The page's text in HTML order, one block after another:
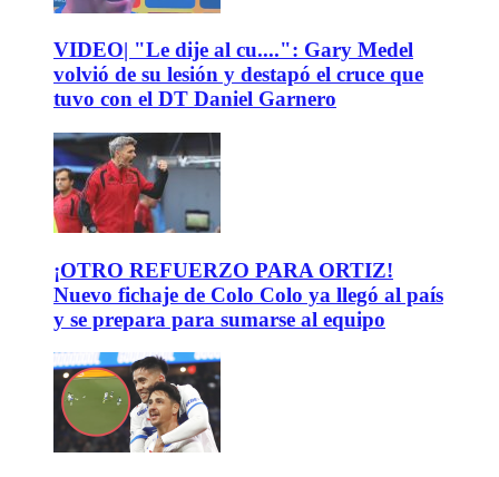
VIDEO| "Le dije al cu....": Gary Medel
volvió de su lesión y destapó el cruce que
tuvo con el DT Daniel Garnero
¡OTRO REFUERZO PARA ORTIZ!
Nuevo fichaje de Colo Colo ya llegó al país
y se prepara para sumarse al equipo